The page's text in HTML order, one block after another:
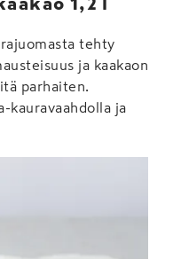
tehty
ja kaakaon
parhaiten.
kauravaahdolla ja